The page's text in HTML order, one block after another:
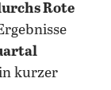
Rote
kurzer